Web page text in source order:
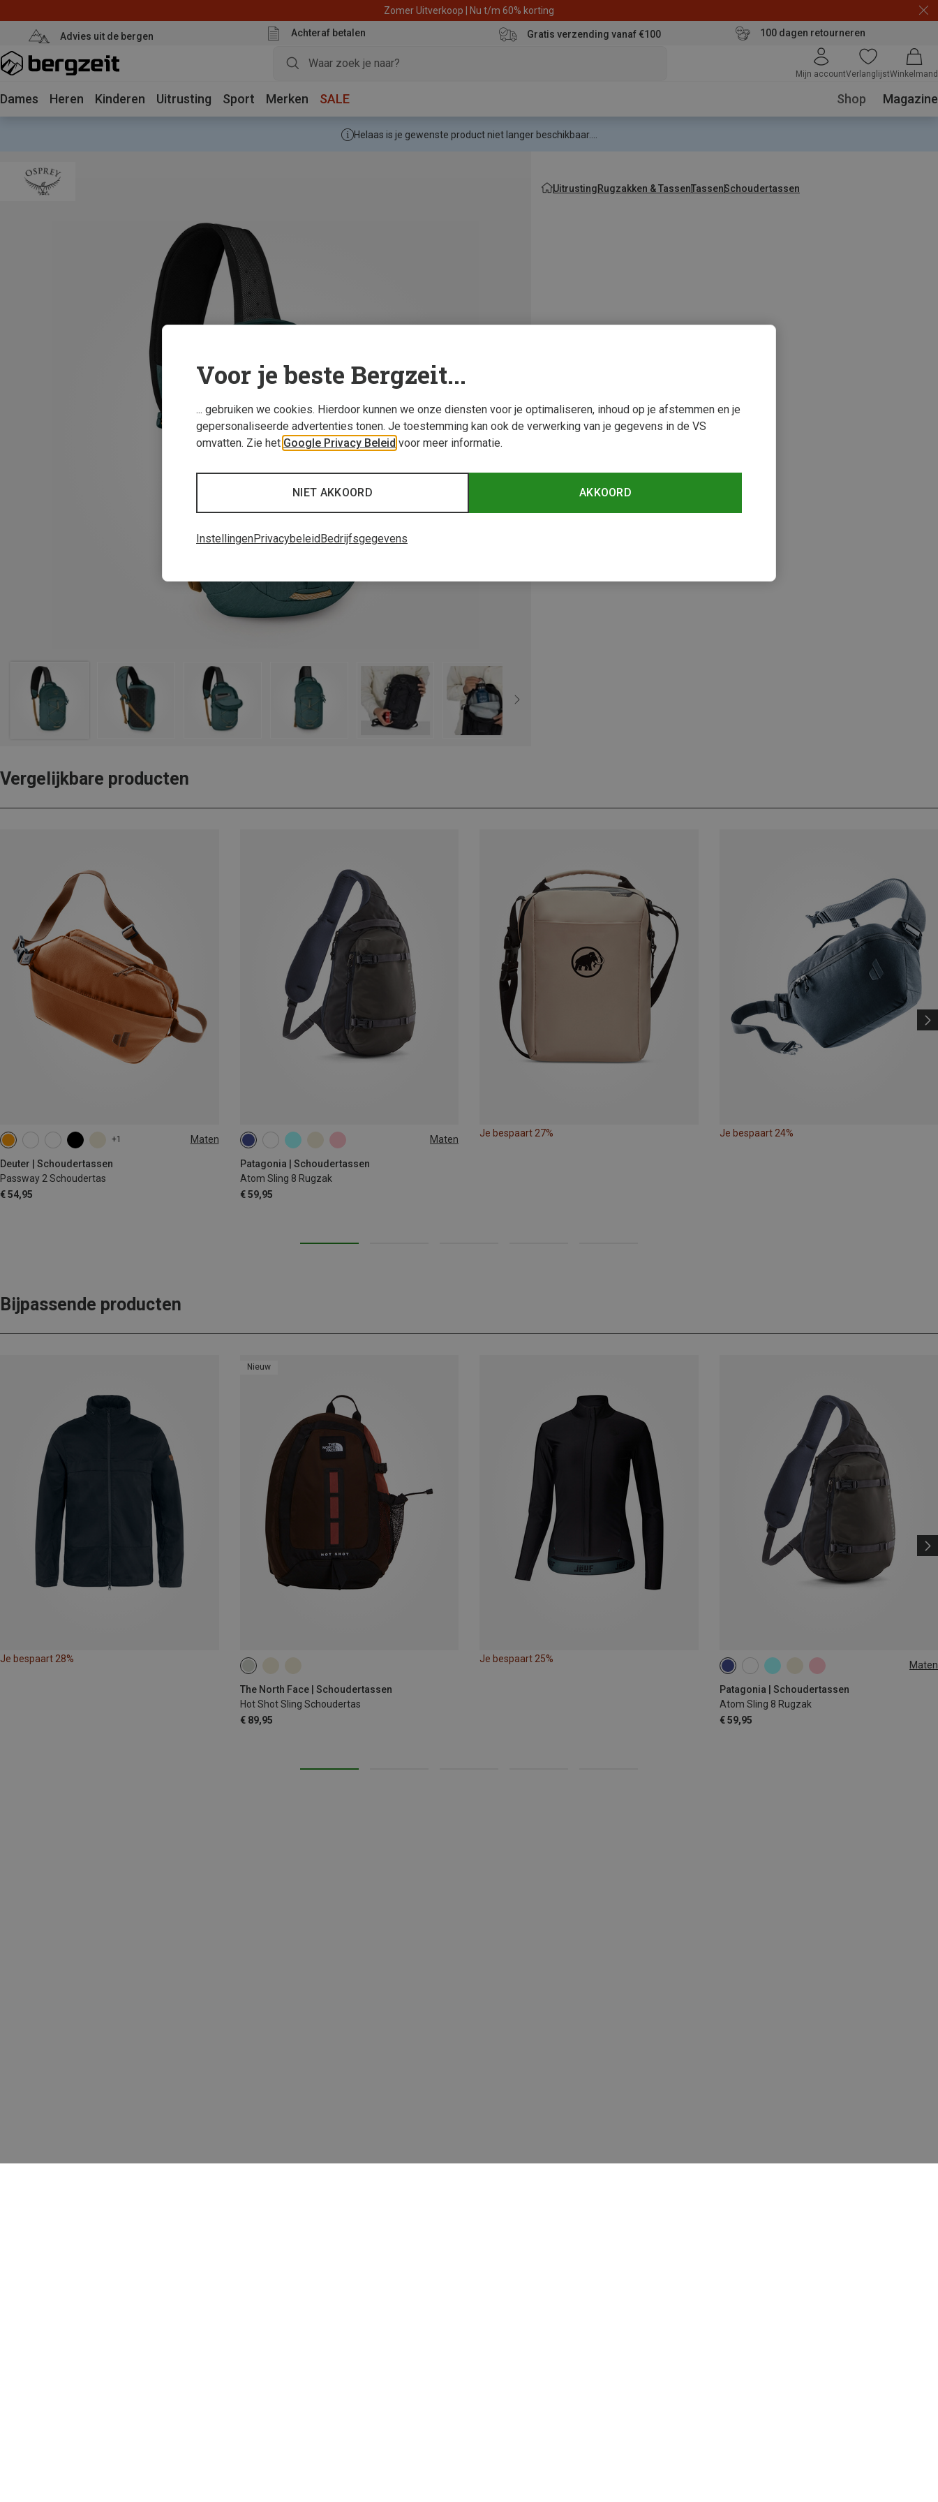
Zomer Uitverkoop | Nu t/m 60% korting
Advies uit de bergen Achteraf betalen Gratis verzending vanaf €100 100 dagen retourneren
Mijn accountVerlanglijstWinkelmand
Dames Heren Kinderen Uitrusting Sport Merken SALE Shop Magazine
Helaas is je gewenste product niet langer beschikbaar....
UitrustingRugzakken & TassenTassenSchoudertassen
Vergelijkbare producten
+1 Maten
Deuter | Schoudertassen
Passway 2 Schoudertas
€ 54,95
2L Maten
Patagonia | Schoudertassen
Atom Sling 8 Rugzak
€ 59,95
8L
Je bespaart 27% Je bespaart 24%
Bijpassende producten
Je bespaart 28%
Nieuw
The North Face | Schoudertassen
Hot Shot Sling Schoudertas
€ 89,95
Je bespaart 25%
Maten
Patagonia | Schoudertassen
Atom Sling 8 Rugzak
€ 59,95
8L
Voor je beste Bergzeit...
... gebruiken we cookies. Hierdoor kunnen we onze diensten voor je optimaliseren, inhoud op je afstemmen en je
gepersonaliseerde advertenties tonen. Je toestemming kan ook de verwerking van je gegevens in de VS
omvatten. Zie het Google Privacy Beleid voor meer informatie.
AKKOORD
NIET AKKOORD
InstellingenPrivacybeleidBedrijfsgegevens